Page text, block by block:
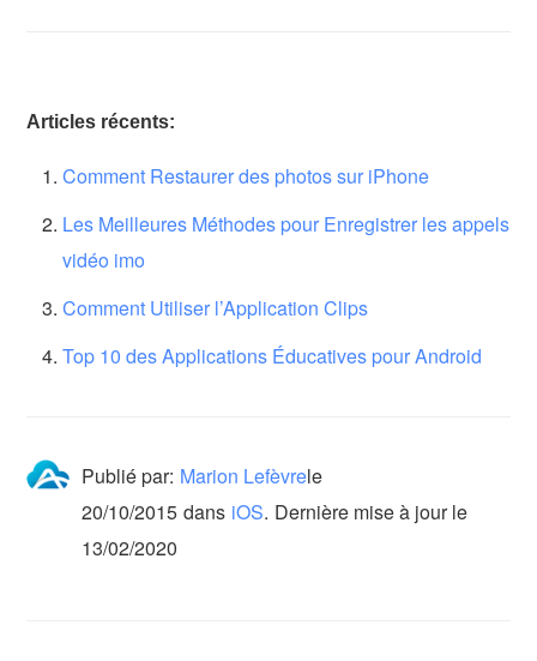
Articles récents:
Comment Restaurer des photos sur iPhone
Les Meilleures Méthodes pour Enregistrer les appels
vidéo imo
Comment Utiliser l’Application Clips
Top 10 des Applications Éducatives pour Android
Publié par: Marion Lefèvrele
20/10/2015 dans iOS. Dernière mise à jour le
13/02/2020